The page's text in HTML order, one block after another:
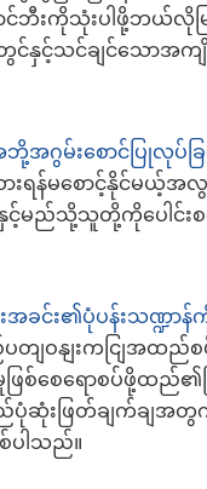
ာင်ဘီးကိုသုံးပါဖို့ဘယ်
တွင်နှင့်သင်ချင်သောအက
အဂွမ်းစောင်ပြုလုပ်ခ
ရန်မစောင့်နိုင်မယ့်အ
ည်သို့သူတို့ကိုပေါင်းစပ်ဖို့
င်း၏ပုံပန်းသဏ္ဍာန်ကို
တျဝနျးကငျြအ
ြစ်စေရောစပ်ဖို့ထည်၏
ဆုံးဖြတ်ချက်ချအတွက်
ပါသည်။